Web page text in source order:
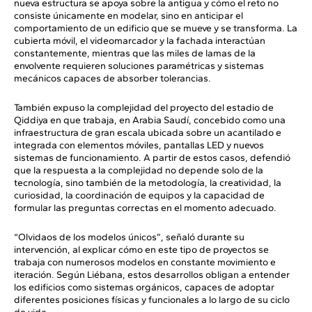
nueva estructura se apoya sobre la antigua y cómo el reto no
consiste únicamente en modelar, sino en anticipar el
comportamiento de un edificio que se mueve y se transforma. La
cubierta móvil, el videomarcador y la fachada interactúan
constantemente, mientras que las miles de lamas de la
envolvente requieren soluciones paramétricas y sistemas
mecánicos capaces de absorber tolerancias.
También expuso la complejidad del proyecto del estadio de
Qiddiya en que trabaja, en Arabia Saudí, concebido como una
infraestructura de gran escala ubicada sobre un acantilado e
integrada con elementos móviles, pantallas LED y nuevos
sistemas de funcionamiento. A partir de estos casos, defendió
que la respuesta a la complejidad no depende solo de la
tecnología, sino también de la metodología, la creatividad, la
curiosidad, la coordinación de equipos y la capacidad de
formular las preguntas correctas en el momento adecuado.
“Olvidaos de los modelos únicos”, señaló durante su
intervención, al explicar cómo en este tipo de proyectos se
trabaja con numerosos modelos en constante movimiento e
iteración. Según Liébana, estos desarrollos obligan a entender
los edificios como sistemas orgánicos, capaces de adoptar
diferentes posiciones físicas y funcionales a lo largo de su ciclo